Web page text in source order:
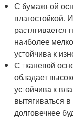
С бумажной
влагостойкой.
растягивается
наиболее
устойчива к
С тканевой
обладает
устойчива к
вытягиваться
долговечнее